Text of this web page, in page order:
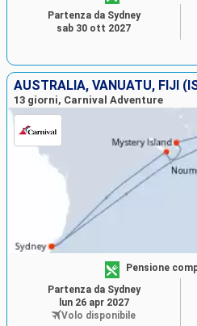
Partenza da Sydney
sab 30 ott 2027
13 giorni, Carnival Adventure
Pensione
Partenza da Sydney
lun 26 apr 2027
Volo disponibile